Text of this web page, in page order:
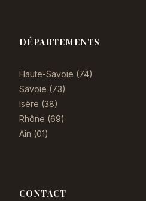
DÉPARTEMENTS
Haute-Savoie (74)
Savoie (73)
Isère (38)
Rhône (69)
Ain (01)
CONTACT